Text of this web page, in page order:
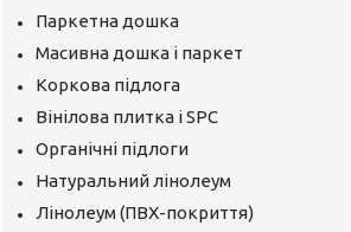
Паркетна дошка
Масивна дошка і паркет
Коркова підлога
Вінілова плитка і SPC
Органічні підлоги
Натуральний лінолеум
Лінолеум (ПВХ-покриття)